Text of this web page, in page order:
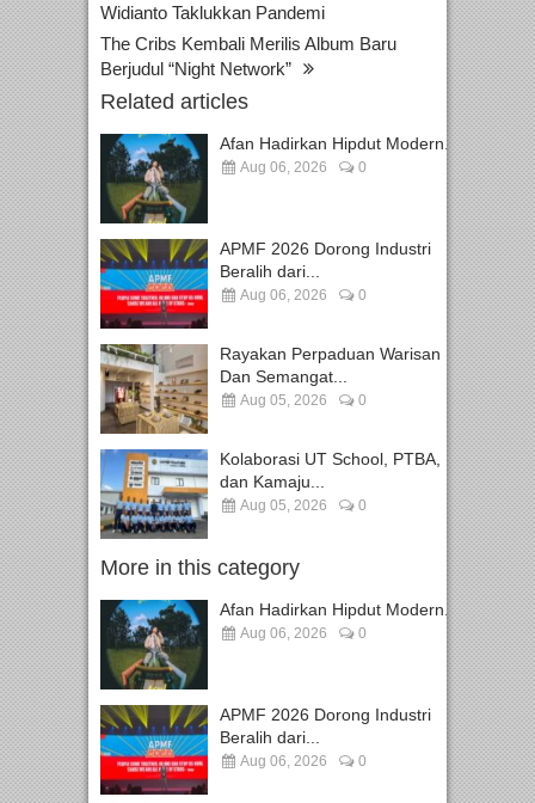
Widianto Taklukkan Pandemi
The Cribs Kembali Merilis Album Baru
Berjudul “Night Network”
Related articles
Afan Hadirkan Hipdut Modern...
Aug 06, 2026 0
APMF 2026 Dorong Industri
Beralih dari...
Aug 06, 2026 0
Rayakan Perpaduan Warisan
Dan Semangat...
Aug 05, 2026 0
Kolaborasi UT School, PTBA,
dan Kamaju...
Aug 05, 2026 0
More in this category
Afan Hadirkan Hipdut Modern...
Aug 06, 2026 0
APMF 2026 Dorong Industri
Beralih dari...
Aug 06, 2026 0